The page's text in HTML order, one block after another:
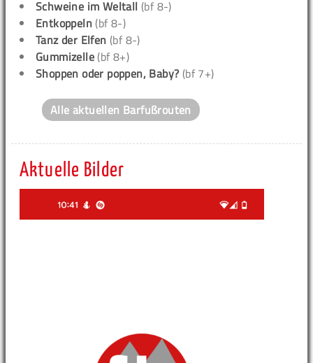
Schweine im Weltall (bf 8-)
Entkoppeln (bf 8-)
Tanz der Elfen (bf 8-)
Gummizelle (bf 8+)
Shoppen oder poppen, Baby? (bf 7+)
Alle aktuellen Barfußrouten
Aktuelle Bilder